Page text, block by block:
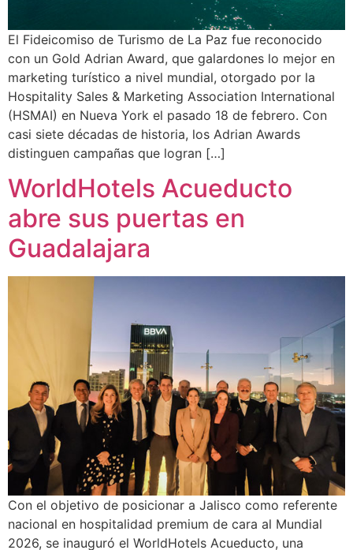
El Fideicomiso de Turismo de La Paz fue reconocido
con un Gold Adrian Award, que galardones lo mejor en
marketing turístico a nivel mundial, otorgado por la
Hospitality Sales & Marketing Association International
(HSMAI) en Nueva York el pasado 18 de febrero. Con
casi siete décadas de historia, los Adrian Awards
distinguen campañas que logran […]
WorldHotels Acueducto
abre sus puertas en
Guadalajara
Con el objetivo de posicionar a Jalisco como referente
nacional en hospitalidad premium de cara al Mundial
2026, se inauguró el WorldHotels Acueducto, una